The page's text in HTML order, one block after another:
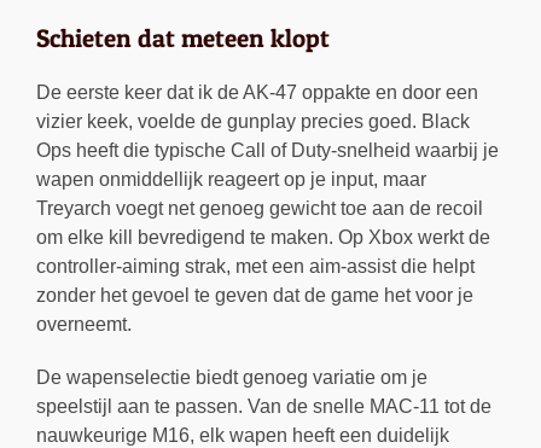
Schieten dat meteen klopt
De eerste keer dat ik de AK-47 oppakte en door een
vizier keek, voelde de gunplay precies goed. Black
Ops heeft die typische Call of Duty-snelheid waarbij je
wapen onmiddellijk reageert op je input, maar
Treyarch voegt net genoeg gewicht toe aan de recoil
om elke kill bevredigend te maken. Op Xbox werkt de
controller-aiming strak, met een aim-assist die helpt
zonder het gevoel te geven dat de game het voor je
overneemt.
De wapenselectie biedt genoeg variatie om je
speelstijl aan te passen. Van de snelle MAC-11 tot de
nauwkeurige M16, elk wapen heeft een duidelijk